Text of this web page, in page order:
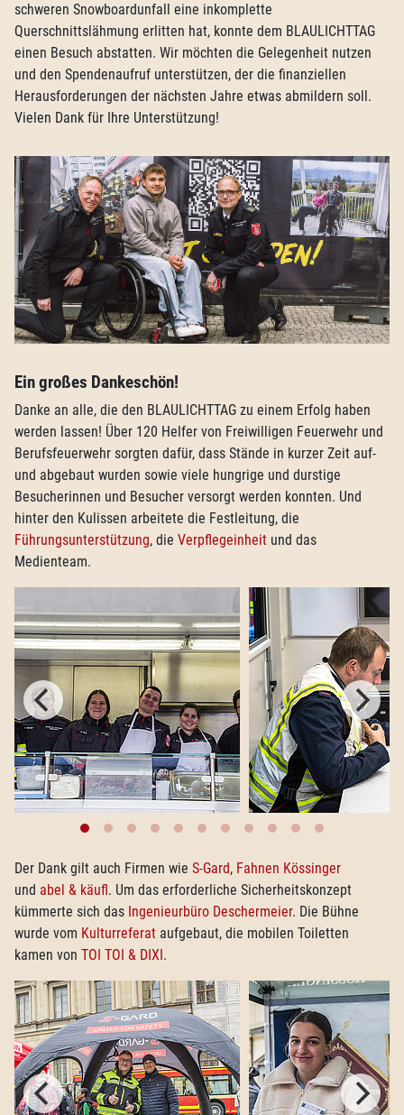
schweren Snowboardunfall eine inkomplette
Querschnittslähmung erlitten hat, konnte dem BLAULICHTTAG
einen Besuch abstatten. Wir möchten die Gelegenheit nutzen
und den Spendenaufruf unterstützen, der die finanziellen
Herausforderungen der nächsten Jahre etwas abmildern soll.
Vielen Dank für Ihre Unterstützung!
Ein großes Dankeschön!
Danke an alle, die den BLAULICHTTAG zu einem Erfolg haben
werden lassen! Über 120 Helfer von Freiwilligen Feuerwehr und
Berufsfeuerwehr sorgten dafür, dass Stände in kurzer Zeit auf-
und abgebaut wurden sowie viele hungrige und durstige
Besucherinnen und Besucher versorgt werden konnten. Und
hinter den Kulissen arbeitete die Festleitung, die
Führungsunterstützung, die Verpflegeinheit und das
Medienteam.
Der Dank gilt auch Firmen wie S-Gard, Fahnen Kössinger
und abel & käufl. Um das erforderliche Sicherheitskonzept
kümmerte sich das Ingenieurbüro Deschermeier. Die Bühne
wurde vom Kulturreferat aufgebaut, die mobilen Toiletten
kamen von TOI TOI & DIXI.